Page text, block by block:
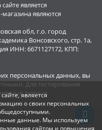
является
о своих персональных
данные. Мы используем
сайтом и повышения
является
являются
обл, г.о. город
Вонсовского, стр. 1а,
ИНН: 6671127172, КПП:
персональных данных, вы
Для тестирования
данные.